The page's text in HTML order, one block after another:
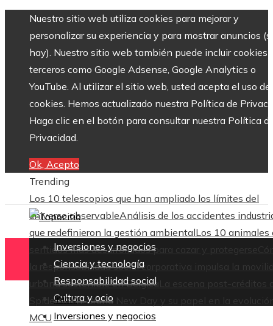
Nuestro sitio web utiliza cookies para mejorar y
personalizar su experiencia y para mostrar anuncios
hay). Nuestro sitio web también puede incluir cookies
terceros como Google Adsense, Google Analytics o
YouTube. Al utilizar el sitio web, usted acepta el uso de
cookies. Hemos actualizado nuestra Política de
Haga clic en el botón para consultar nuestra Política
Privacidad.
Ok, Acepto
Trending
Los 10 telescopios que han ampliado los límites del
universo observableAnálisis de los accidentes
que redefinieron la gestión ambientalLos 10 animales
sentidos más desarrollados para cazar y protegerse
la responsabilidad social corporativa impulsa la
urbana sostenible en Bélgica La escena post-créditos
Spider-Man: Brand New Day y su papel en la
MCU
Inversiones y negocios
Ciencia y tecnología
Responsabilidad social
Cultura y ocio
Inicio
Inversiones y negocios